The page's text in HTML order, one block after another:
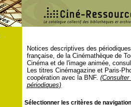
Notices descriptives des
française, de la Cinémathèque de
Cinéma et de l'image animée,
Les titres Cinémagazine et Paris-
coopération avec la BNF.
périodiques)
Sélectionner les critères de